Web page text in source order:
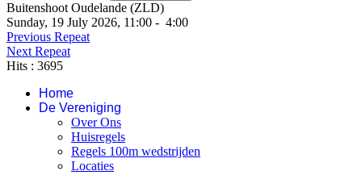
Buitenshoot Oudelande (ZLD)
Sunday, 19 July 2026, 11:00 - 4:00
Previous Repeat
Next Repeat
Hits : 3695
Home
De Vereniging
Over Ons
Huisregels
Regels 100m wedstrijden
Locaties